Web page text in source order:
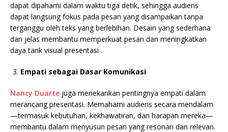
dapat dipahami dalam waktu tiga detik, sehingga audiens
dapat langsung fokus pada pesan yang disampaikan tanpa
terganggu oleh teks yang berlebihan. Desain yang sederhana
dan jelas membantu memperkuat pesan dan meningkatkan
daya tarik visual presentasi .
Empati sebagai Dasar Komunikasi
Nancy Duarte juga menekankan pentingnya empati dalam
merancang presentasi. Memahami audiens secara mendalam
—termasuk kebutuhan, kekhawatiran, dan harapan mereka—
membantu dalam menyusun pesan yang resonan dan relevan.